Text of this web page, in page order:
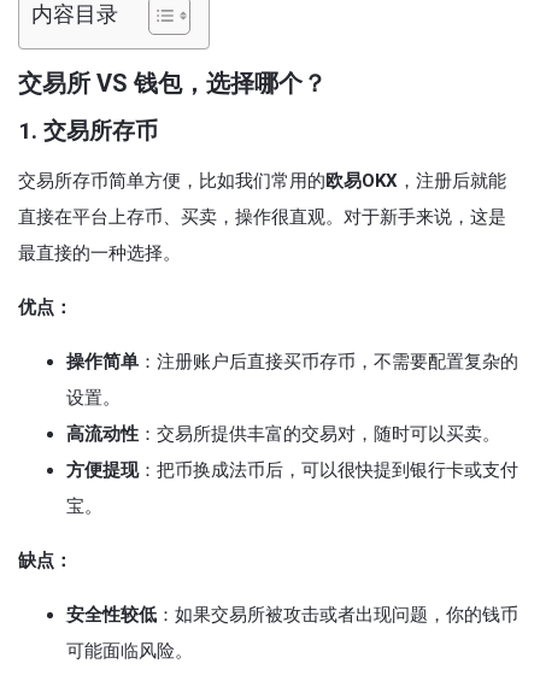
内容目录
交易所 VS 钱包，选择哪个？
1. 交易所存币
交易所存币简单方便，比如我们常用的欧易OKX ，注册后就能
直接在平台上存币、买卖，操作很直观。对于新手来说，这是
最直接的一种选择。
优点：
操作简单 ：注册账户后直接买币存币，不需要配置复杂的
设置。
高流动性 ：交易所提供丰富的交易对，随时可以买卖。
方便提现：把币换成法币后，可以很快提到银行卡或支付
宝。
缺点：
安全性较低 ：如果交易所被攻击或者出现问题，你的钱币
可能面临风险。